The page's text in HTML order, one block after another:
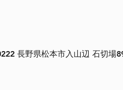
長野県松本市入山辺 石切場